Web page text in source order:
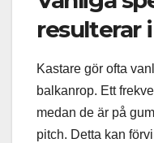
resulterar
Kastare gör ofta
balkanrop. Ett
medan de är på
pitch. Detta kan